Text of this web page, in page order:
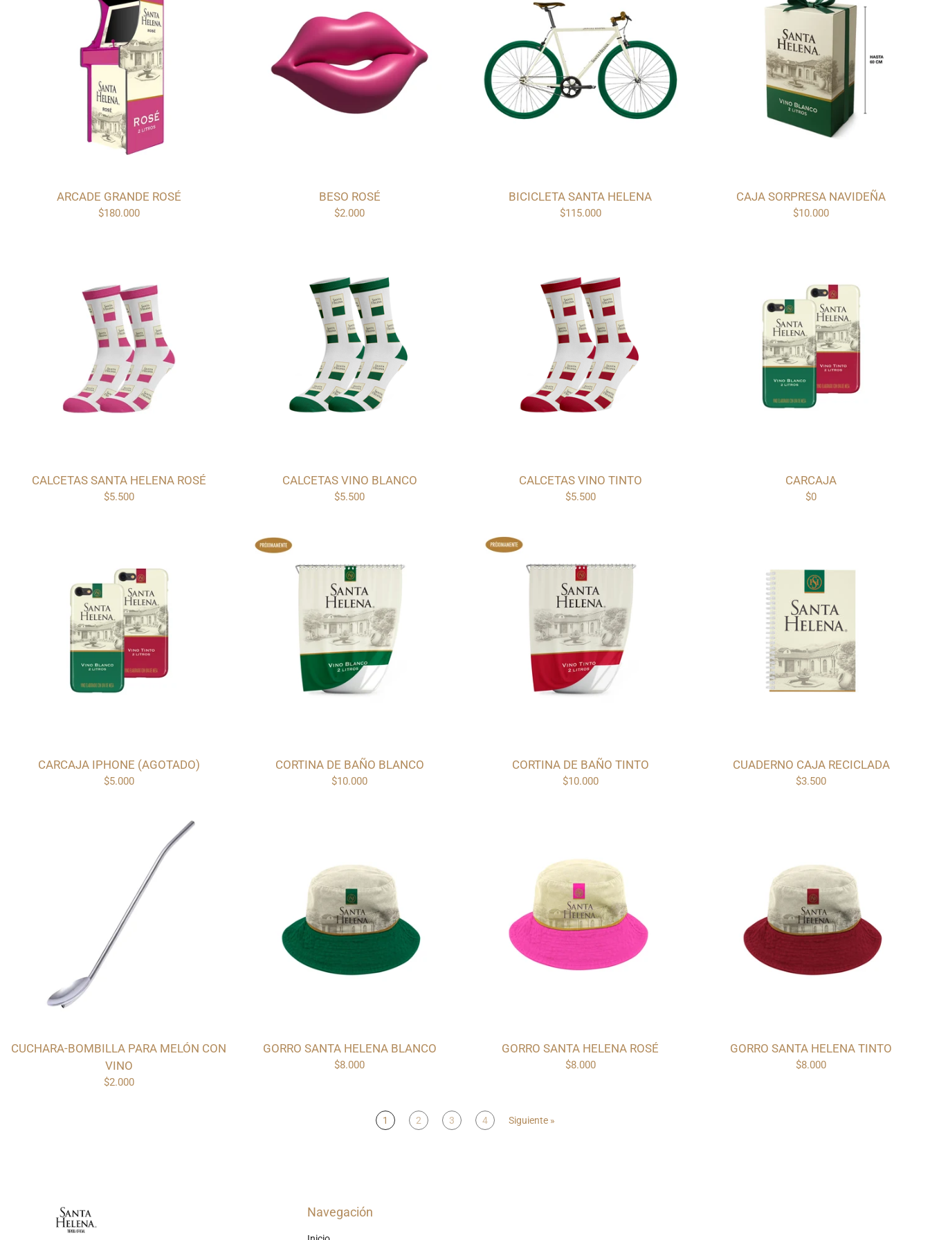
$180.000
ARCADE GRANDE ROSÉ
$2.000
BESO ROSÉ
$115.000
BICICLETA SANTA HELENA
$10.000
CAJA SORPRESA NAVIDEÑA
$5.500
CALCETAS SANTA HELENA ROSÉ
$5.500
CALCETAS VINO BLANCO
$5.500
CALCETAS VINO TINTO
$0
CARCAJA
$5.000
CARCAJA IPHONE (AGOTADO)
$10.000
CORTINA DE BAÑO BLANCO
$10.000
CORTINA DE BAÑO TINTO
$3.500
CUADERNO CAJA RECICLADA
$2.000
CUCHARA-BOMBILLA PARA MELÓN CON
VINO
$8.000
GORRO SANTA HELENA BLANCO
$8.000
GORRO SANTA HELENA ROSÉ
$8.000
GORRO SANTA HELENA TINTO
1 2 3 4 Siguiente »
Navegación